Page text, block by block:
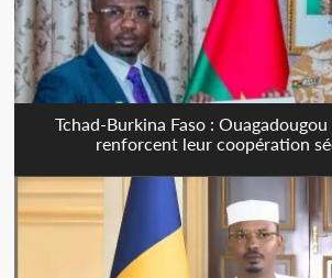
Tchad-Burkina Faso :
renforcent leur coopération